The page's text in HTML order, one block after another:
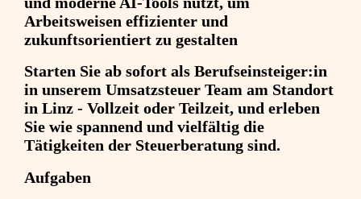
Arbeitsweisen effizienter und
zukunftsorientiert zu gestalten
Starten Sie ab sofort als Berufseinsteiger:in
in unserem Umsatzsteuer Team am Standort
in Linz - Vollzeit oder Teilzeit, und erleben
Sie wie spannend und vielfältig die
Tätigkeiten der Steuerberatung sind.
Aufgaben